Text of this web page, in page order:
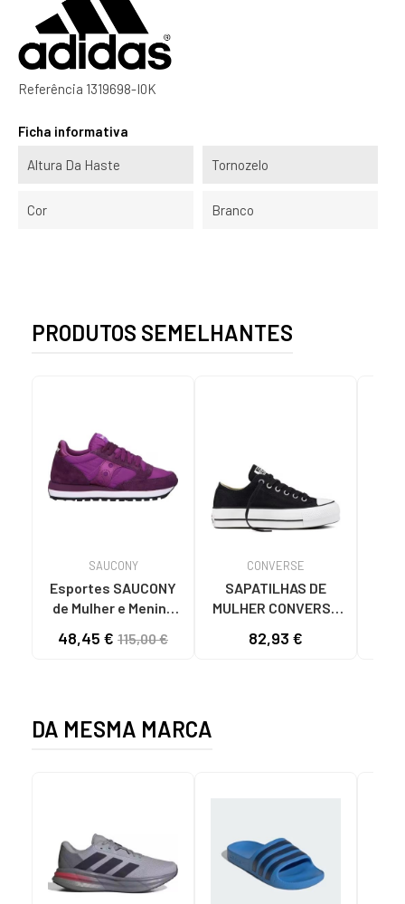
Referência 1319698-I0K
Ficha informativa
Altura Da Haste Tornozelo
Cor Branco
PRODUTOS SEMELHANTES
SAUCONY
Esportes SAUCONY
de Mulher e Menina
DEPORTIVAS JAZZ
48,45 € 115,00 €
CONVERSE
SAPATILHAS DE
MULHER CONVERSE
TAYLOR ALL STAR
82,93 €
DA MESMA MARCA